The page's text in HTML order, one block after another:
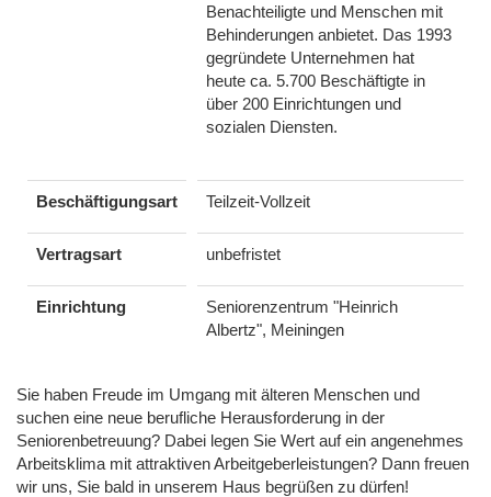
Benachteiligte und Menschen mit
Behinderungen anbietet. Das 1993
gegründete Unternehmen hat
heute ca. 5.700 Beschäftigte in
über 200 Einrichtungen und
sozialen Diensten.
Beschäftigungsart Teilzeit-Vollzeit
Vertragsart unbefristet
Einrichtung
Seniorenzentrum "Heinrich
Albertz", Meiningen
Sie haben Freude im Umgang mit älteren Menschen und
suchen eine neue berufliche Herausforderung in der
Seniorenbetreuung? Dabei legen Sie Wert auf ein angenehmes
Arbeitsklima mit attraktiven Arbeitgeberleistungen? Dann freuen
wir uns, Sie bald in unserem Haus begrüßen zu dürfen!